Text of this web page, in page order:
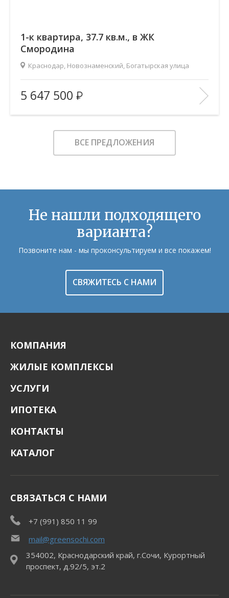
1-к квартира, 37.7 кв.м., в ЖК
Смородина
Краснодар, Новознаменский, Богатырская улица
Площадь (общ/жил/кух), м2:
37.65/14.35/14.49
Количество комнат:
1
Этаж:
11/12
В ИЗБРАННОЕ
5 647 500
ВСЕ ПРЕДЛОЖЕНИЯ
Не нашли подходящего
варианта?
Позвоните нам - мы проконсультируем и все покажем!
СВЯЖИТЕСЬ С НАМИ
КОМПАНИЯ
ЖИЛЫЕ КОМПЛЕКСЫ
УСЛУГИ
ИПОТЕКА
КОНТАКТЫ
КАТАЛОГ
СВЯЗАТЬСЯ С НАМИ
+7 (991) 850 11 99
mail@greensochi.com
354002, Краснодарский край, г.Сочи, Курортный
проспект, д.92/5, эт.2